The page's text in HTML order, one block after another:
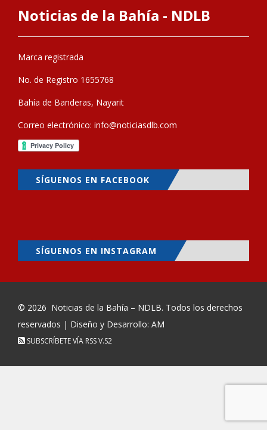
Noticias de la Bahía - NDLB
Marca registrada
No. de Registro 1655768
Bahía de Banderas, Nayarit
Correo electrónico: info@noticiasdlb.com
SÍGUENOS EN FACEBOOK
SÍGUENOS EN INSTAGRAM
© 2026 Noticias de la Bahía – NDLB. Todos los derechos
reservados | Diseño y Desarrollo: AM
SUBSCRÍBETE VÍA RSSV.S2